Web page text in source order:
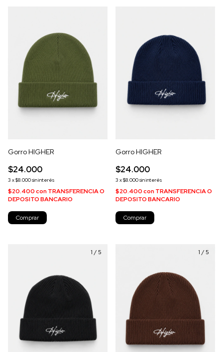
Gorro HIGHER
$24.000
3 x$8.000sin interés
$20.400conTRANSFERENCIA O
DEPOSITO BANCARIO
Comprar
Gorro HIGHER
$24.000
3 x$8.000sin interés
$20.400conTRANSFERENCIA O
DEPOSITO BANCARIO
Comprar
1 /5 1 /5